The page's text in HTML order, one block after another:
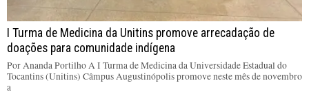
I Turma de Medicina da Unitins promove arrecadação de
doações para comunidade indígena
Por Ananda Portilho A I Turma de Medicina da Universidade Estadual do
Tocantins (Unitins) Câmpus Augustinópolis promove neste mês de novembro
a